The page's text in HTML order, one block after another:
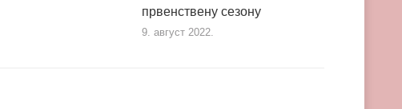
првенствену сезону
9. август 2022.